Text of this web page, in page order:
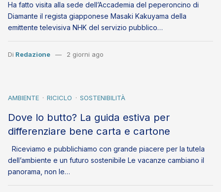
Ha fatto visita alla sede dell’Accademia del peperoncino di
Diamante il regista giapponese Masaki Kakuyama della
emittente televisiva NHK del servizio pubblico…
Di Redazione 2 giorni ago
AMBIENTE RICICLO SOSTENIBILITÀ
Dove lo butto? La guida estiva per
differenziare bene carta e cartone
Riceviamo e pubblichiamo con grande piacere per la tutela
dell’ambiente e un futuro sostenibile Le vacanze cambiano il
panorama, non le…